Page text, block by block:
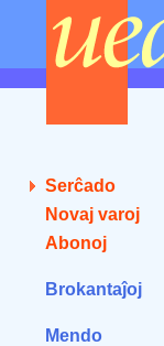
Serĉado
Novaj varoj
Abonoj
Brokantaĵoj
Mendo